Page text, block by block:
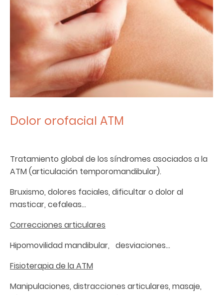
Dolor orofacial ATM
Tratamiento global de los síndromes asociados a la
ATM (articulación temporomandibular).
Bruxismo, dolores faciales, dificultar o dolor al
masticar, cefaleas...
Correcciones articulares
Hipomovilidad mandibular, desviaciones...
Fisioterapia de la ATM
Manipulaciones, distracciones articulares, masaje,